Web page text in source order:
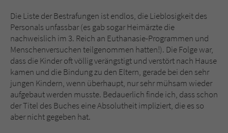
Die Liste der Bestrafungen ist endlos, die Lieblosigkeit des
Personals unfassbar (es gab sogar Heimärzte die
nachweislich im 3. Reich an Euthanasie-Programmen und
Menschenversuchen teilgenommen hatten!). Die Folge war,
dass die Kinder oft völlig verängstigt und verstört nach Hause
kamen und die Bindung zu den Eltern, gerade bei den sehr
jungen Kindern, wenn überhaupt, nur sehr mühsam wieder
aufgebaut werden musste. Bedauerlich finde ich, dass schon
der Titel des Buches eine Absolutheit impliziert, die es so
aber nicht gegeben hat.